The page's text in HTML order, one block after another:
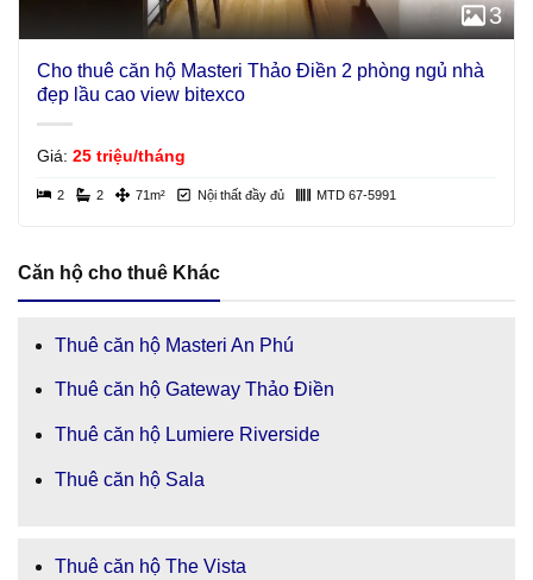
3
Cho thuê căn hộ Masteri Thảo Điền 2 phòng ngủ nhà
đẹp lầu cao view bitexco
Giá: 25 triệu/tháng
2 2 71m² Nội thất đầy đủ MTD 67-5991
Căn hộ cho thuê Khác
Thuê căn hộ Masteri An Phú
Thuê căn hộ Gateway Thảo Điền
Thuê căn hộ Lumiere Riverside
Thuê căn hộ Sala
Thuê căn hộ The Vista